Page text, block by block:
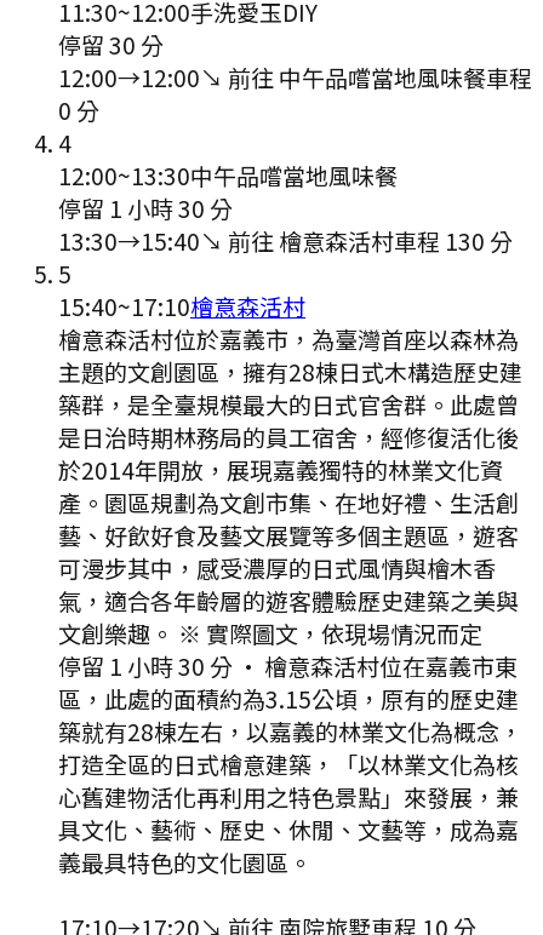
11:30~12:00手洗愛玉DIY
停留 30 分
12:00→12:00↘ 前往 中午品嚐當地風味餐車程
0 分
4
12:00~13:30中午品嚐當地風味餐
停留 1 小時 30 分
13:30→15:40↘ 前往 檜意森活村車程 130 分
5
15:40~17:10檜意森活村
檜意森活村位於嘉義市，為臺灣首座以森林為
主題的文創園區，擁有28棟日式木構造歷史建
築群，是全臺規模最大的日式官舍群。此處曾
是日治時期林務局的員工宿舍，經修復活化後
於2014年開放，展現嘉義獨特的林業文化資
產。園區規劃為文創市集、在地好禮、生活創
藝、好飲好食及藝文展覽等多個主題區，遊客
可漫步其中，感受濃厚的日式風情與檜木香
氣，適合各年齡層的遊客體驗歷史建築之美與
文創樂趣。 ※ 實際圖文，依現場情況而定
停留 1 小時 30 分 · 檜意森活村位在嘉義市東
區，此處的面積約為3.15公頃，原有的歷史建
築就有28棟左右，以嘉義的林業文化為概念，
打造全區的日式檜意建築，「以林業文化為核
心舊建物活化再利用之特色景點」來發展，兼
具文化、藝術、歷史、休閒、文藝等，成為嘉
義最具特色的文化園區。
17:10→17:20↘ 前往南院旅墅車程 10 分